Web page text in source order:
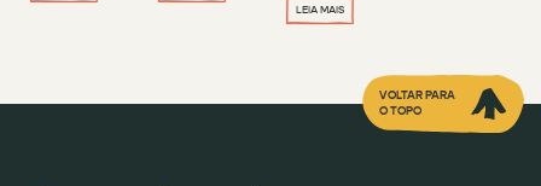
LEIA MAIS
VOLTAR PARA
O TOPO